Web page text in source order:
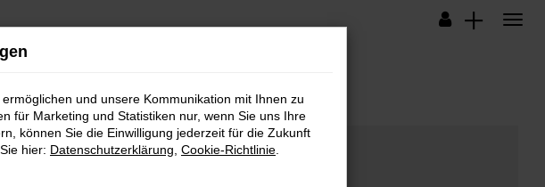
und unsere Kommunikation mit Ihnen zu
für Marketing und Statistiken nur, wenn Sie uns Ihre
können Sie die Einwilligung jederzeit für die Zukunft
hier: Datenschutzerklärung Cookie-Richtlinie